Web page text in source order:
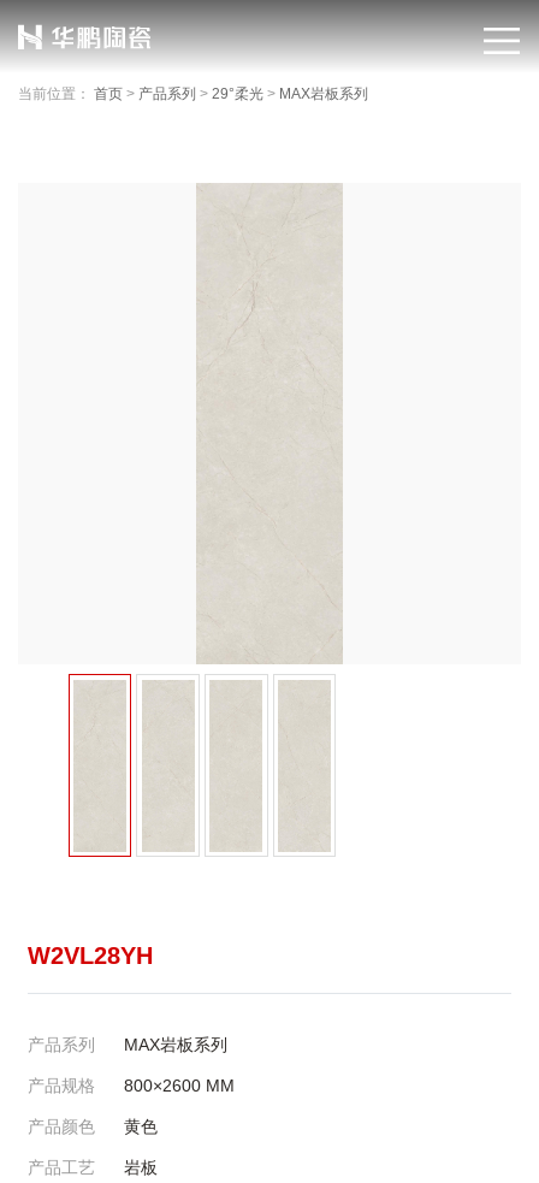
当前位置： 首页 > 产品系列 > 29°柔光 > MAX岩板系列
W2VL28YH
产品系列 MAX岩板系列
产品规格 800×2600 MM
产品颜色 黄色
产品工艺 岩板